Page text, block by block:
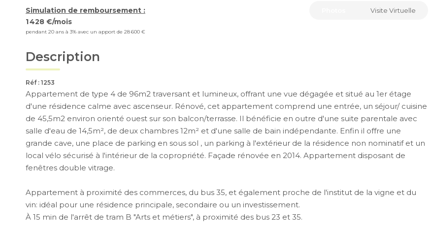
Simulation de remboursement :
1 428 €/mois
pendant 20 ans à 3% avec un apport de 28 600 €
Visite Virtuelle
Description
Réf : 1253
Appartement de type 4 de 96m2 traversant et lumineux, offrant une vue dégagée et situé au 1er étage
d'une résidence calme avec ascenseur. Rénové, cet appartement comprend une entrée, un séjour/ cuisine
de 45,5m2 environ orienté ouest sur son balcon/terrasse. Il bénéficie en outre d'une suite parentale avec
salle d'eau de 14,5m², de deux chambres 12m² et d'une salle de bain indépendante. Enfin il offre une
grande cave, une place de parking en sous sol , un parking à l'extérieur de la résidence non nominatif et un
local vélo sécurisé à l'intérieur de la copropriété. Façade rénovée en 2014. Appartement disposant de
fenêtres double vitrage.
Appartement à proximité des commerces, du bus 35, et également proche de l'institut de la vigne et du
vin: idéal pour une résidence principale, secondaire ou un investissement.
À 15 min de l'arrêt de tram B "Arts et métiers", à proximité des bus 23 et 35.